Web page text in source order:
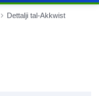
Dettalji tal-Akkwist